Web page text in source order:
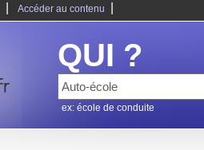
Accéder au contenu
QUI ?
ex: école de conduite